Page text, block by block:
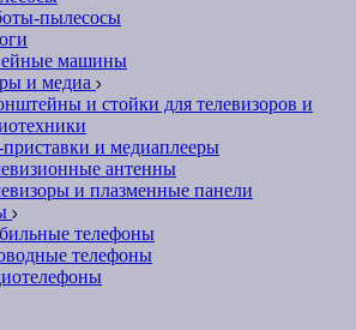
пылесосы
машины
и медиа
и стойки для телевизоров и
и медиаплееры
антенны
и плазменные панели
телефоны
телефоны